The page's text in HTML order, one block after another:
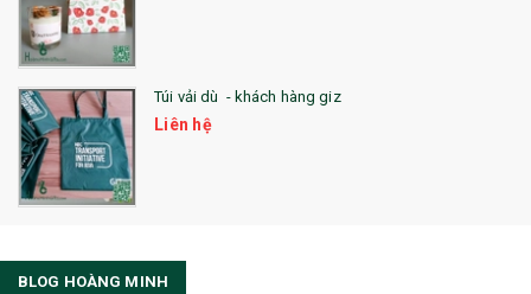
Túi vải dù - khách hàng giz
Liên hệ
BLOG HOÀNG MINH